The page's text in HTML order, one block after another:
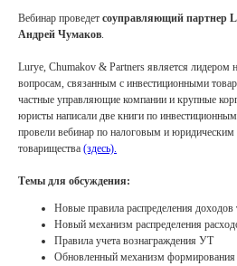
Вебинар проведет соуправляющий партнер
Андрей Чумаков.
Lurye, Chumakov & Partners является лидером
вопросам, связанным с инвестиционными
частные управляющие компании и крупные
юристы написали две книги по
провели вебинар по налоговым и юридическим
товарищества (здесь).
Темы для обсуждения:
Новые правила распределения
Новый механизм распределения
Правила учета вознаграждения УТ
Обновленный механизм формирования